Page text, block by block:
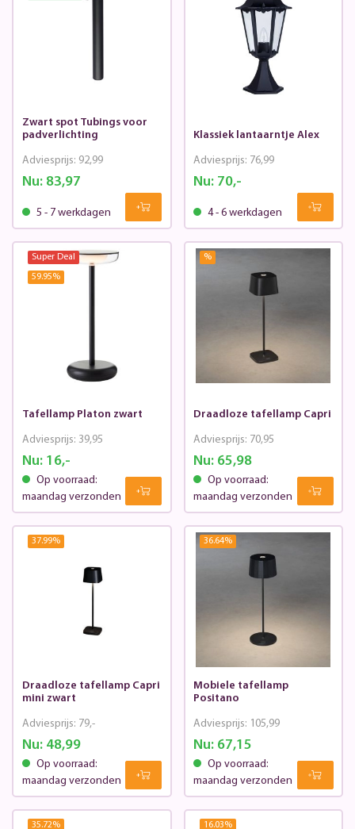
Zwart spot Tubings voor
padverlichting
Nu:83,97
Adviesprijs: 92,99
5 - 7 werkdagen
Klassiek lantaarntje Alex
Nu: 70,-
Adviesprijs: 76,99
4 - 6 werkdagen
Super Deal
59.95%
Tafellamp Platon zwart
Nu:16,-
Adviesprijs: 39,95
Op voorraad:
maandag verzonden
%
Draadloze tafellamp Capri
Nu: 65,98
Adviesprijs: 70,95
Op voorraad:
maandag verzonden
37.99%
Draadloze tafellamp Capri
mini zwart
Nu:48,99
Adviesprijs: 79,-
Op voorraad:
maandag verzonden
36.64%
Mobiele tafellamp
Positano
Nu: 67,15
Adviesprijs: 105,99
Op voorraad:
maandag verzonden
35.72% 16.03%